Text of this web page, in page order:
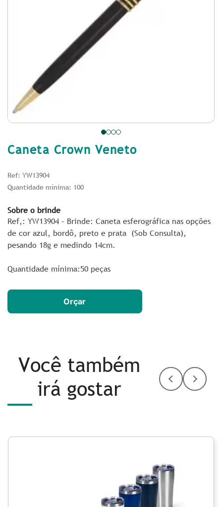
Caneta Crown Veneto
Ref: YW13904
Quantidade mínima: 100
Sobre o brinde
Ref,: YW13904 – Brinde: Caneta esferográfica nas opções
de cor azul, bordô, preto e prata (Sob Consulta),
pesando 18g e medindo 14cm.
Quantidade mínima:50 peças
Orçar
Você também
irá gostar